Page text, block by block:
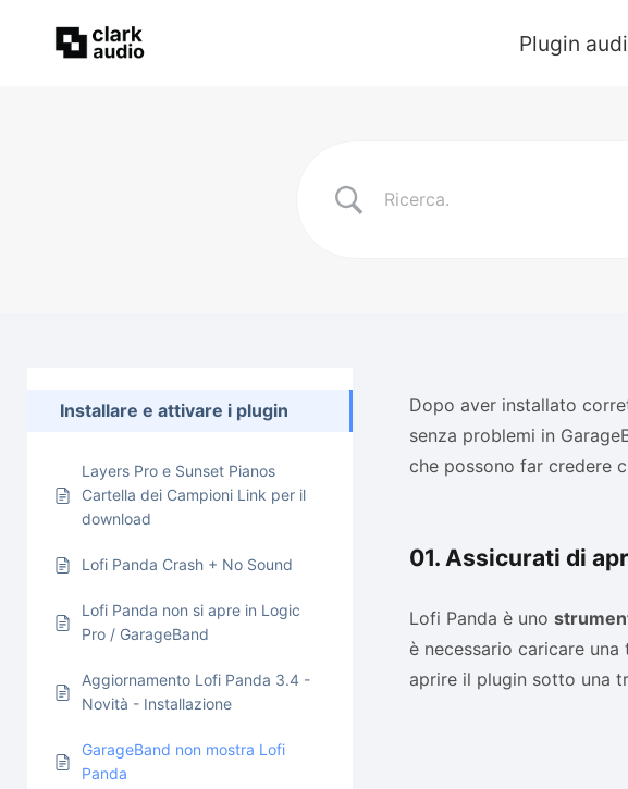
Plugin
Installare e attivare i plugin
Layers Pro e Sunset Pianos
Cartella dei Campioni Link per il
download
Lofi Panda Crash + No Sound
Lofi Panda non si apre in Logic
Pro / GarageBand
Aggiornamento Lofi Panda 3.4 -
Novità - Installazione
GarageBand non mostra Lofi
Panda
Dopo aver installato
senza problemi in
che possono far credere
01. Assicurati di
Lofi Panda è uno
è necessario caricare
aprire il plugin sotto una